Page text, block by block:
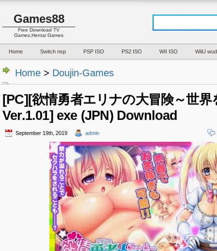
Games88
Free Download TV
Games,Hentai Games
Home Switch nsp PSP ISO PS2 ISO WII ISO WiiU wud
Home > Doujin-Games
[PC][欲情勇者エリナの大冒険～世
Ver.1.01] exe (JPN) Download
September 19th, 2019 admin